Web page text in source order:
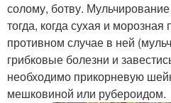
солому, ботву.
тогда, когда сухая и морозная
противном случае в ней
грибковые болезни и
необходимо прикорневую
мешковиной или рубероидом.